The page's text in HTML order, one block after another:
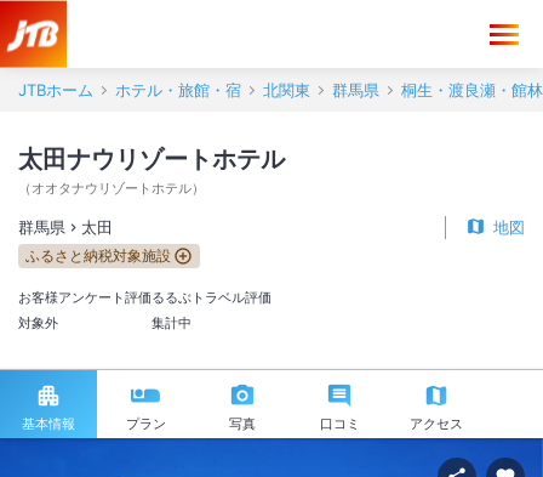
JTBホーム ホテル・旅館・宿 北関東 群馬県 桐生・渡良瀬・館林
太田ナウリゾートホテル
（ オオタナウリゾートホテル）
群馬県 太田 地図
ふるさと納税対象施設
お客様アンケート評価
対象外
るるぶトラベル評価
集計中
基本情報 プラン 写真 口コミ アクセス